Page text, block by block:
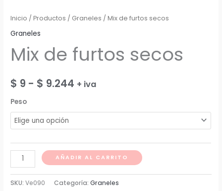
Inicio /Productos / Graneles / Mix de furtos secos
Graneles
Mix de furtos secos
$ 9 - $ 9.244 Rango
desde
$ 9
hasta
+ iva
Peso
de
furtos
AÑADIR AL CARRITO
SKU:Ve090 Categoría:Graneles